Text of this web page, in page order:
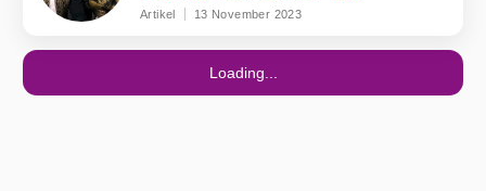
Artikel 13 November 2023
Loading...